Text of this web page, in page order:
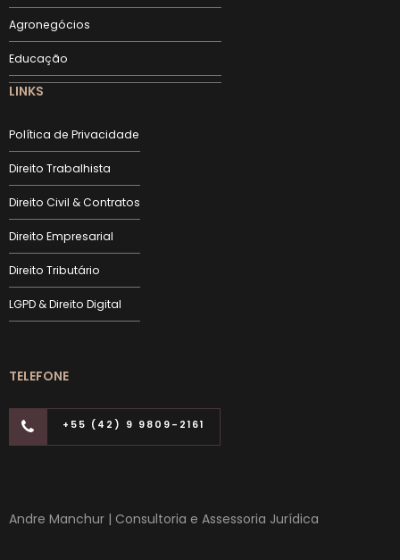
Agronegócios
Educação
LINKS
Política de Privacidade
Direito Trabalhista
Direito Civil & Contratos
Direito Empresarial
Direito Tributário
LGPD & Direito Digital
TELEFONE
+55 (42) 9 9809-2161
Andre Manchur | Consultoria e Assessoria Jurídica